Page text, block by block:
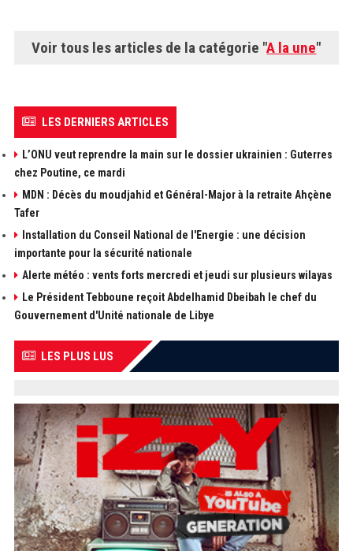
Voir tous les articles de la catégorie "A la une"
LES DERNIERS ARTICLES
L’ONU veut reprendre la main sur le dossier ukrainien : Guterres
chez Poutine, ce mardi
MDN : Décès du moudjahid et Général-Major à la retraite Ahçène
Tafer
Installation du Conseil National de l'Energie : une décision
importante pour la sécurité nationale
Alerte météo : vents forts mercredi et jeudi sur plusieurs wilayas
Le Président Tebboune reçoit Abdelhamid Dbeibah le chef du
Gouvernement d'Unité nationale de Libye
LES PLUS LUS